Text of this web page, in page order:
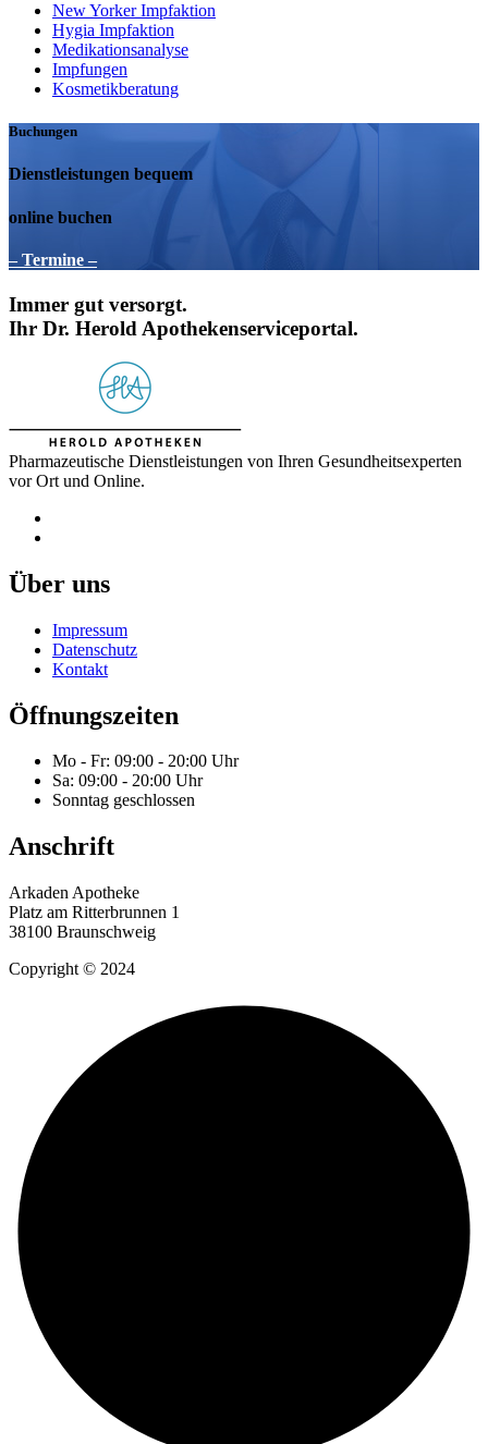
New Yorker Impfaktion
Hygia Impfaktion
Medikationsanalyse
Impfungen
Kosmetikberatung
Buchungen
Dienstleistungen bequem
online buchen
– Termine –
Immer gut versorgt.
Ihr Dr. Herold Apothekenserviceportal.
Pharmazeutische Dienstleistungen von Ihren Gesundheitsexperten
vor Ort und Online.
Über uns
Impressum
Datenschutz
Kontakt
Öffnungszeiten
Mo - Fr: 09:00 - 20:00 Uhr
Sa: 09:00 - 20:00 Uhr
Sonntag geschlossen
Anschrift
Arkaden Apotheke
Platz am Ritterbrunnen 1
38100 Braunschweig
Copyright © 2024